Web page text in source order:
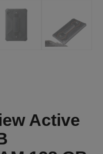
Active